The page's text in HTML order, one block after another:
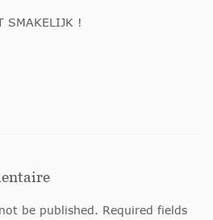
SMAKELIJK !
be published. Required fields